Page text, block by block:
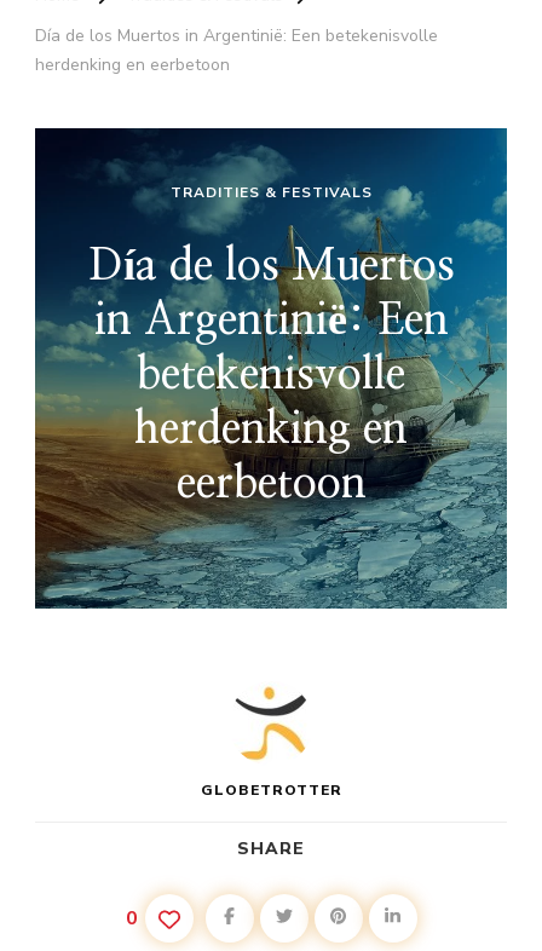
Día de los Muertos in Argentinië: Een betekenisvolle
herdenking en eerbetoon
TRADITIES & FESTIVALS
Día de los Muertos
in Argentinië: Een
betekenisvolle
herdenking en
eerbetoon
GLOBETROTTER
SHARE
0